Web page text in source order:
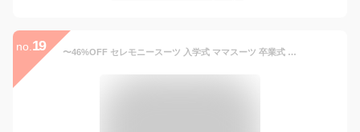
no. 19 〜46%OFF セレモニースーツ 入学式 ママスーツ 卒業式 スーツ 母親 3点セット パンツ セットアップ 入園式 卒園式 お宮参り レディース フォーマル 黒 ネイビー カジュアル おしゃれ コーデ かっこいい 試着チケット対象 【365日即日発送】